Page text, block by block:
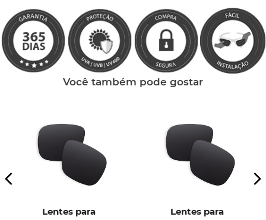
Você também pode gostar
Lentes para
Lentes para